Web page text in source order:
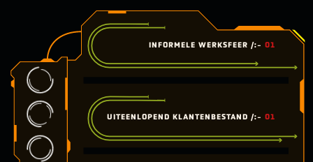
INFORMELE WERKSFEER /:- 01
UITEENLOPEND KLANTENBESTAND /:- 01